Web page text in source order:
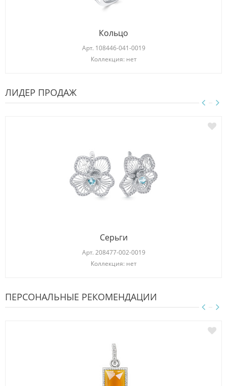
Кольцо
Арт. 108446-041-0019
Коллекция: нет
ЛИДЕР ПРОДАЖ
Серьги
Арт. 208477-002-0019
Коллекция: нет
ПЕРСОНАЛЬНЫЕ РЕКОМЕНДАЦИИ